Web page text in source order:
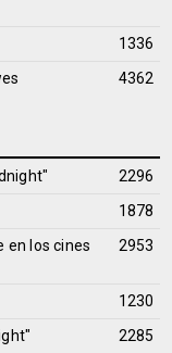
1336
4362
2296
1878
en los cines
2953
1230
2285